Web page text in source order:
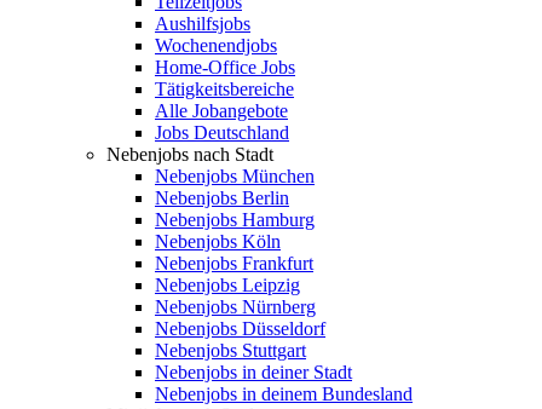
Aushilfsjobs
Wochenendjobs
Home-Office Jobs
Tätigkeitsbereiche
Alle Jobangebote
Jobs Deutschland
Nebenjobs nach Stadt
Nebenjobs München
Nebenjobs Berlin
Nebenjobs Hamburg
Nebenjobs Köln
Nebenjobs Frankfurt
Nebenjobs Leipzig
Nebenjobs Nürnberg
Nebenjobs Düsseldorf
Nebenjobs Stuttgart
Nebenjobs in deiner Stadt
Nebenjobs in deinem Bundesland